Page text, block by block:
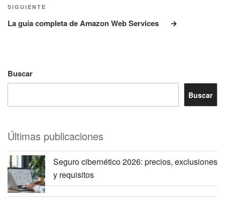
Siguiente
entrada
SIGUIENTE
La guía completa de Amazon Web Services
Buscar
Buscar
Últimas publicaciones
Seguro cibernético 2026: precios, exclusiones
y requisitos